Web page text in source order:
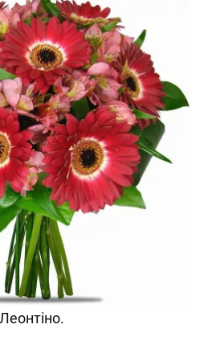
Леонтіно.